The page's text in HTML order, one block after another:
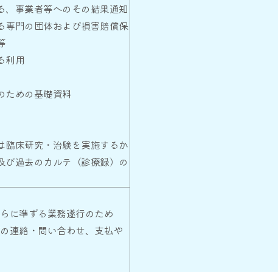
、事業者等へのその結果通知
専門の団体および損害賠償保
利用
ための基礎資料
臨床研究・治験を実施するか
過去のカルテ（診療録）の
に準ずる業務遂行のため
連絡・問い合わせ、支払や